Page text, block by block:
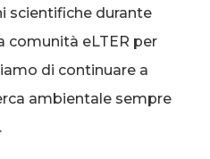
scientifiche durante
comunità eLTER per
di continuare a
ambientale sempre